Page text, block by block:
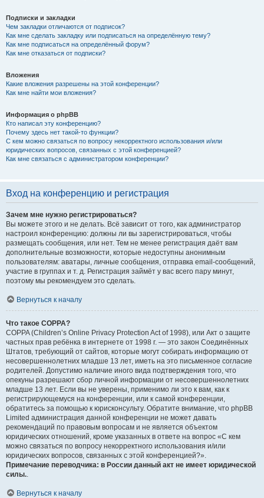
Подписки и закладки
Чем закладки отличаются от подписок?
Как мне сделать закладку или подписаться на определённую тему?
Как мне подписаться на определённый форум?
Как мне отказаться от подписки?
Вложения
Какие вложения разрешены на этой конференции?
Как мне найти мои вложения?
Информация о phpBB
Кто написал эту конференцию?
Почему здесь нет такой-то функции?
С кем можно связаться по вопросу некорректного использования и/или
юридических вопросов, связанных с этой конференцией?
Как мне связаться с администратором конференции?
Вход на конференцию и регистрация
Зачем мне нужно регистрироваться?
Вы можете этого и не делать. Всё зависит от того, как администратор
настроил конференцию: должны ли вы зарегистрироваться, чтобы
размещать сообщения, или нет. Тем не менее регистрация даёт вам
дополнительные возможности, которые недоступны анонимным
пользователям: аватары, личные сообщения, отправка email-сообщений,
участие в группах и т. д. Регистрация займёт у вас всего пару минут,
поэтому мы рекомендуем это сделать.
Вернуться к началу
Что такое COPPA?
COPPA (Children’s Online Privacy Protection Act of 1998), или Акт о защите
частных прав ребёнка в интернете от 1998 г. — это закон Соединённых
Штатов, требующий от сайтов, которые могут собирать информацию от
несовершеннолетних младше 13 лет, иметь на это письменное согласие
родителей. Допустимо наличие иного вида подтверждения того, что
опекуны разрешают сбор личной информации от несовершеннолетних
младше 13 лет. Если вы не уверены, применимо ли это к вам, как к
регистрирующемуся на конференции, или к самой конференции,
обратитесь за помощью к юрисконсульту. Обратите внимание, что phpBB
Limited администрация данной конференции не может давать
рекомендаций по правовым вопросам и не является объектом
юридических отношений, кроме указанных в ответе на вопрос «С кем
можно связаться по вопросу некорректного использования и/или
юридических вопросов, связанных с этой конференцией?».
Примечание переводчика: в России данный акт не имеет юридической
силы..
Вернуться к началу